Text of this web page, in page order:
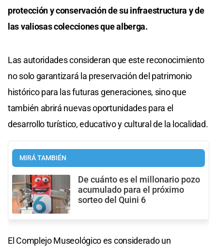
protección y conservación de su infraestructura y de
las valiosas colecciones que alberga.
Las autoridades consideran que este reconocimiento
no solo garantizará la preservación del patrimonio
histórico para las futuras generaciones, sino que
también abrirá nuevas oportunidades para el
desarrollo turístico, educativo y cultural de la localidad.
MIRÁ TAMBIÉN
De cuánto es el millonario pozo
acumulado para el próximo
sorteo del Quini 6
El Complejo Museológico es considerado un